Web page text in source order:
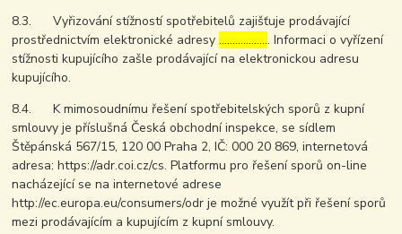
8.3. Vyřizování stížností spotřebitelů zajišťuje prodávající
prostřednictvím elektronické adresy………………. Informaci o vyřízení
stížnosti kupujícího zašle prodávající na elektronickou adresu
kupujícího.
8.4. K mimosoudnímu řešení spotřebitelských sporů z kupní
smlouvy je příslušná Česká obchodní inspekce, se sídlem
Štěpánská 567/15, 120 00 Praha 2, IČ: 000 20 869, internetová
adresa: https://adr.coi.cz/cs. Platformu pro řešení sporů on-line
nacházející se na internetové adrese
http://ec.europa.eu/consumers/odr je možné využít při řešení sporů
mezi prodávajícím a kupujícím z kupní smlouvy.